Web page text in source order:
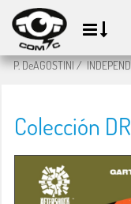
P. DeAGOSTINI/
Colección